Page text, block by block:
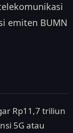
emiten BUMN
Rp11,7 triliun
5G atau